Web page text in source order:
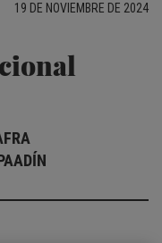
19 DE NOVIEMBRE DE 2024